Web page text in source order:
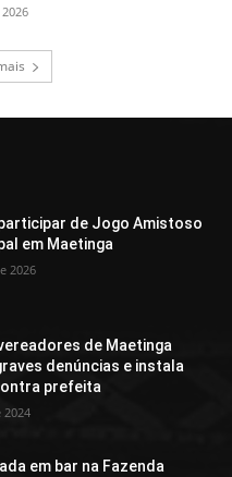
de Jogo Amistoso
em Maetinga
2026
de Maetinga
denúncias e instala
prefeita
em bar na Fazenda